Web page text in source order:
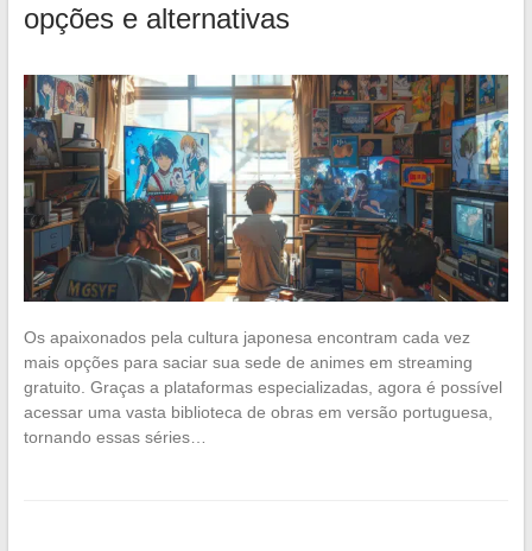
opções e alternativas
Os apaixonados pela cultura japonesa encontram cada vez
mais opções para saciar sua sede de animes em streaming
gratuito. Graças a plataformas especializadas, agora é possível
acessar uma vasta biblioteca de obras em versão portuguesa,
tornando essas séries…